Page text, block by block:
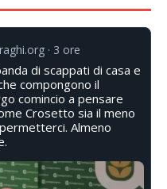
3 ore
di scappati di casa e
compongono il
comincio a pensare
Crosetto sia il meno
Almeno